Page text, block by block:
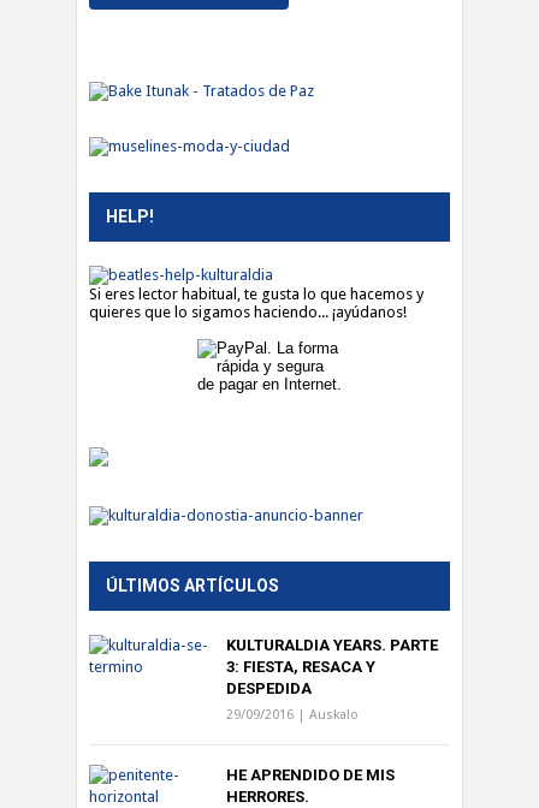
HELP!
Si eres lector habitual, te gusta lo que hacemos y
quieres que lo sigamos haciendo... ¡ayúdanos!
ÚLTIMOS ARTÍCULOS
KULTURALDIA YEARS. PARTE
3: FIESTA, RESACA Y
DESPEDIDA
29/09/2016 | Auskalo
HE APRENDIDO DE MIS
HERRORES.